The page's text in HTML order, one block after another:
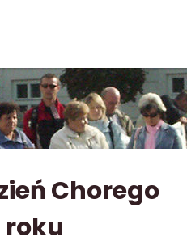
Chorego
roku